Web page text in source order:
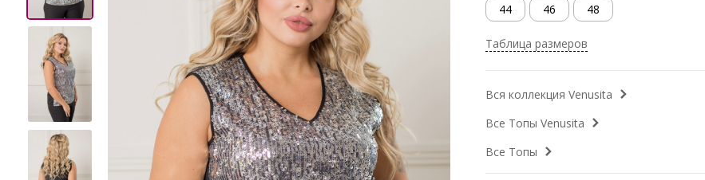
44 46 48
Таблица размеров
Вся коллекция Venusita
Все Топы Venusita
Все Топы